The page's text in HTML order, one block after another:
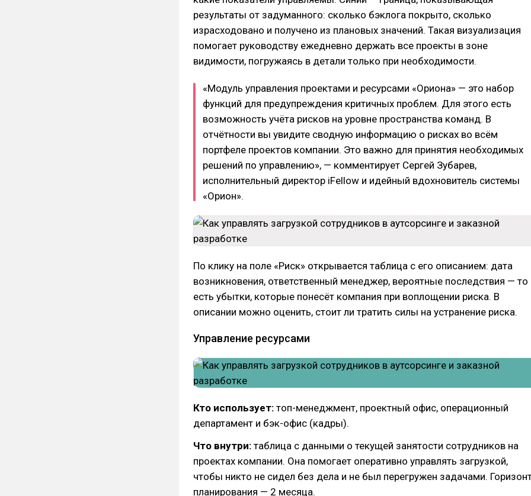
результаты от задуманного: сколько бэклога покрыто, сколько
израсходовано и получено из плановых значений. Такая визуализация
помогает руководству ежедневно держать все проекты в зоне
видимости, погружаясь в детали только при необходимости.
«Модуль управления проектами и ресурсами «Ориона» — это набор
функций для предупреждения критичных проблем. Для этого есть
возможность учёта рисков на уровне пространства команд. В
отчётности вы увидите сводную информацию о рисках во всём
портфеле проектов компании. Это важно для принятия необходимых
решений по управлению», — комментирует Сергей Зубарев,
исполнительный директор iFellow и идейный вдохновитель системы
«Орион».
По клику на поле «Риск» открывается таблица с его описанием: дата
возникновения, ответственный менеджер, вероятные последствия — то
есть убытки, которые понесёт компания при воплощении риска. В
описании можно оценить, стоит ли тратить силы на устранение риска.
Управление ресурсами
Кто использует: топ-менеджмент, проектный офис, операционный
департамент и бэк-офис (кадры).
Что внутри: таблица с данными о текущей занятости сотрудников на
проектах компании. Она помогает оперативно управлять загрузкой,
чтобы никто не сидел без дела и не был перегружен задачами.
планирования — 2 месяца.